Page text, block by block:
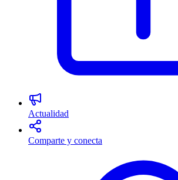
Actualidad
Comparte y conecta